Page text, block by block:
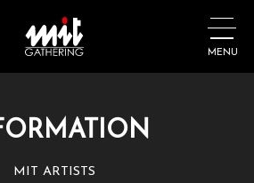
MENU
MIT ARTISTS